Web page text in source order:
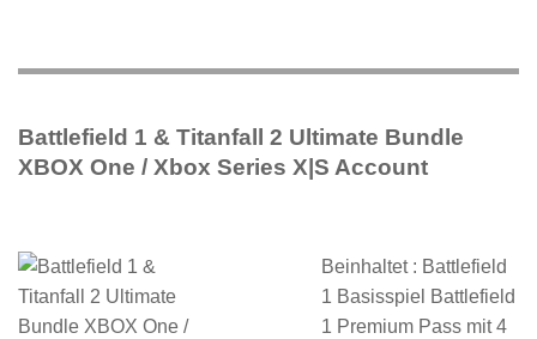
Battlefield 1 & Titanfall 2 Ultimate Bundle
XBOX One / Xbox Series X|S Account
Beinhaltet : Battlefield
1 Basisspiel Battlefield
1 Premium Pass mit 4